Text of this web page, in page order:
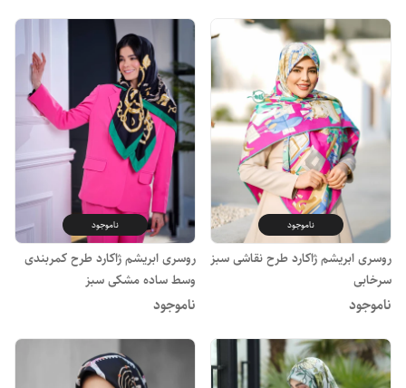
ناموجود
روسری ابریشم ژاکارد طرح نقاشی سبز
سرخابی
ناموجود
ناموجود
روسری ابریشم ژاکارد طرح کمربندی
وسط ساده مشکی سبز
ناموجود